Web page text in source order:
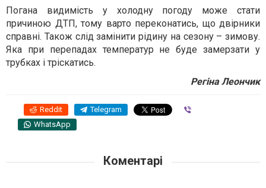
Погана видимість у холодну погоду може стати
причиною ДТП, тому варто переконатись, що двірники
справні. Також слід замінити рідину на сезону – зимову.
Яка при перепадах температур не буде замерзати у
трубках і тріскатись.
Регіна Леончик
Reddit Telegram
WhatsApp
Коментарі